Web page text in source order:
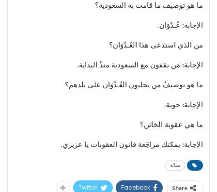
ما هو توصيف ما قامت به السعودية؟
الإجابة: عُـدْوَان.
من الذي استدعى هذا العُـدْوَان؟
الإجابة: مَن يقفون مع السعودية منذُ البداية.
ما هو توصيفُ من يجلبون العُـدْوَان على بلدهم؟
الإجابة: خونة.
ما هي عقوبة الخائن؟
الإجابة: يمكنك مراجَعة قانون العقوبات يا عزيزي.
مقالة
Share
Facebook
Twitter